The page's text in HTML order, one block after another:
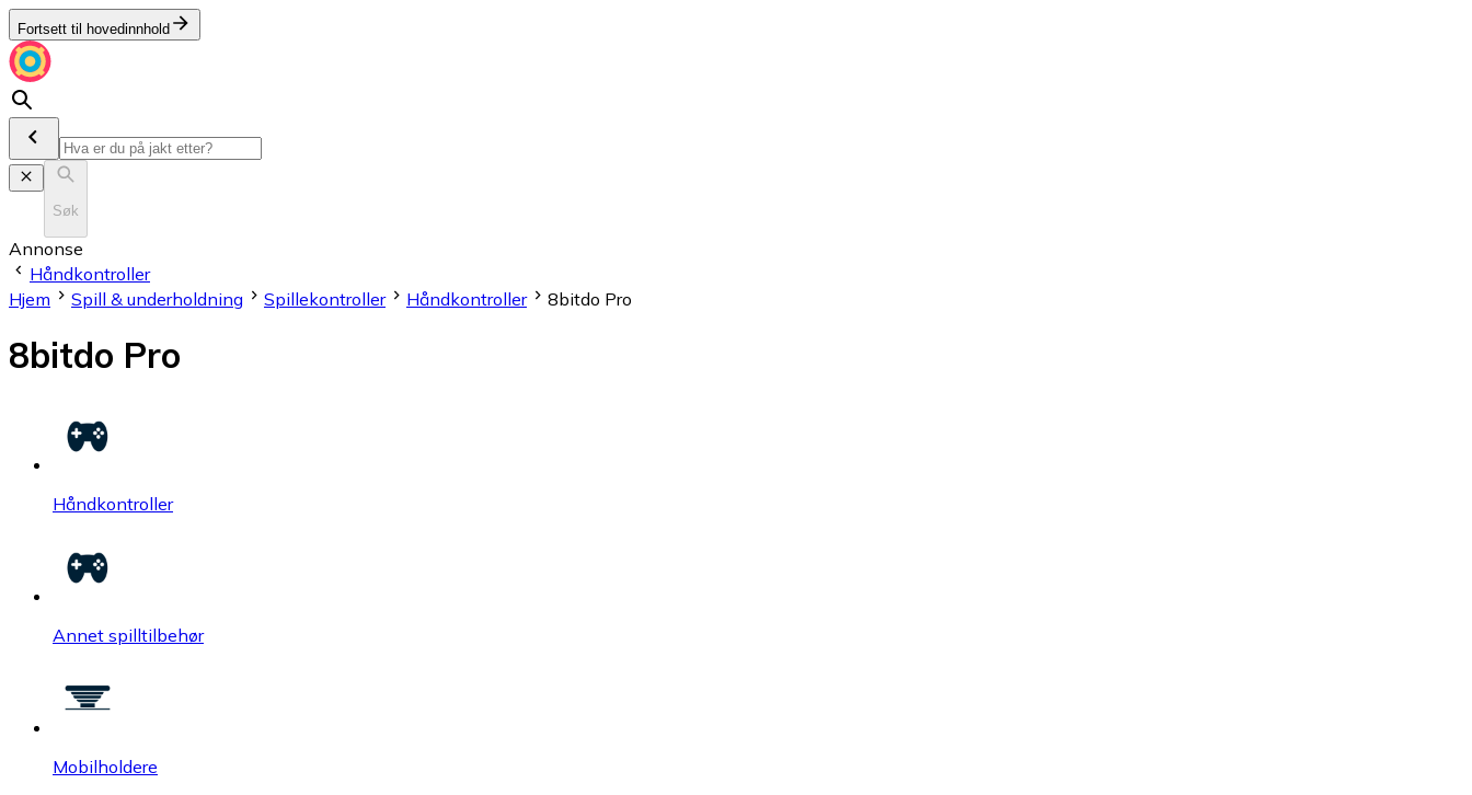
Fortsett til hovedinnhold
Søk
Annonse
Håndkontroller
Hjem
Spill & underholdning Spillekontroller Håndkontroller 8bitdo Pro
8bitdo Pro
Håndkontroller
Annet spilltilbehør
Mobilholdere